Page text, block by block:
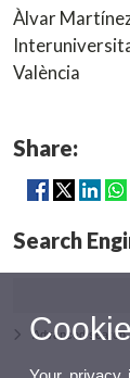
Àlvar
València
Share:
Search
Advanced search